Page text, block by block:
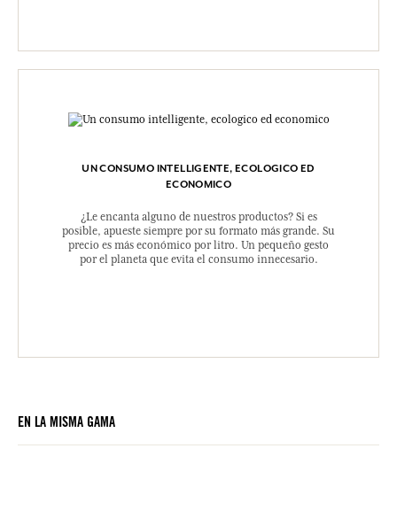
UN CONSUMO INTELLIGENTE, ECOLOGICO ED
ECONOMICO
¿Le encanta alguno de nuestros productos? Si es
posible, apueste siempre por su formato más grande. Su
precio es más económico por litro. Un pequeño gesto
por el planeta que evita el consumo innecesario.
EN LA MISMA GAMA